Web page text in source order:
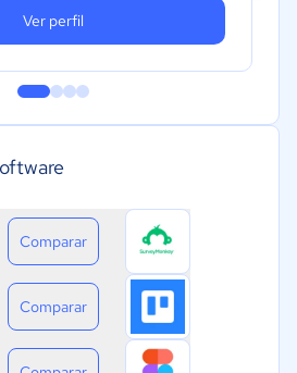
Ver perfil
Comparar
Comparar